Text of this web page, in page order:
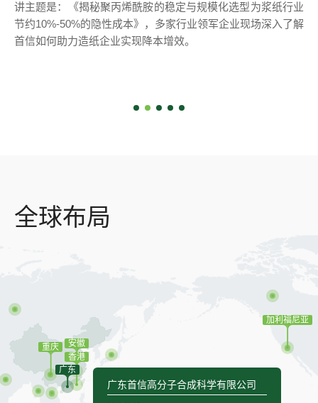
讲主题是：《揭秘聚丙烯酰胺的稳定与规模化选型为浆纸行业
节约10%-50%的隐性成本》，多家行业领军企业现场深入了解
首信如何助力造纸企业实现降本增效。
全球布局
重庆
广东
安徽
加利福尼亚
香港
广东首信高分子合成科学有限公司